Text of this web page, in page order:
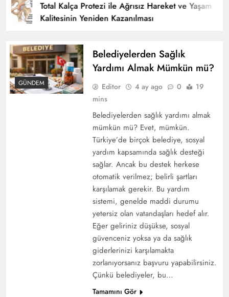
Total Kalça Protezi ile Ağrısız Hareket ve Yaşam
Kalitesinin Yeniden Kazanılması
GÜNDEM
Belediyelerden Sağlık
Yardımı Almak Mümkün mü?
Editor 4 ay ago 0
19
mins
Belediyelerden sağlık yardımı almak
mümkün mü? Evet, mümkün.
Türkiye’de birçok belediye, sosyal
yardım kapsamında sağlık desteği
sağlar. Ancak bu destek herkese
otomatik verilmez; belirli şartları
karşılamak gerekir. Bu yardım
sistemi, genelde maddi durumu
yetersiz olan vatandaşları hedef alır.
Eğer geliriniz düşükse, sosyal
güvenceniz yoksa ya da sağlık
giderlerinizi karşılamakta
zorlanıyorsanız başvuru yapabilirsiniz.
Çünkü belediyeler, bu…
Tamamını Gör